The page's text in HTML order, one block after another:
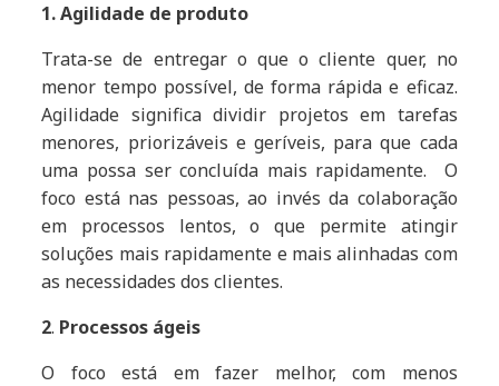
1. Agilidade de produto
Trata-se de entregar o que o cliente quer, no
menor tempo possível, de forma rápida e eficaz.
Agilidade significa dividir projetos em tarefas
menores, priorizáveis e geríveis, para que cada
uma possa ser concluída mais rapidamente. O
foco está nas pessoas, ao invés da colaboração
em processos lentos, o que permite atingir
soluções mais rapidamente e mais alinhadas com
as necessidades dos clientes.
2. Processos ágeis
O foco está em fazer melhor, com menos